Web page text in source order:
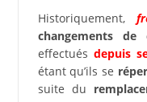
Historiquement,
changements de
effectuésdepuis
étant qu’ils se
suite du